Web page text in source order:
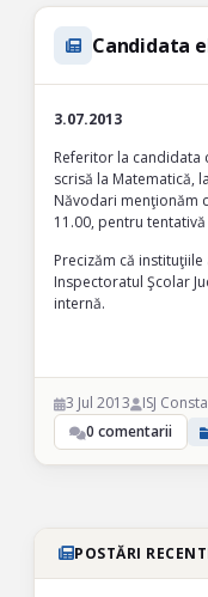
Candidata
3.07.2013
Referitor la candidata
scrisă la Matematică,
Năvodari menţionăm
11.00, pentru
Precizăm că
Inspectoratul Şcolar
internă.
3 Jul 2013
ISJ
0 comentarii
POSTĂRI